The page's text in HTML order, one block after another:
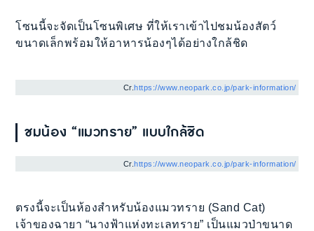
โซนนี้จะจัดเป็นโซนพิเศษ ที่ให้เราเข้าไปชมน้องสัตว์
ขนาดเล็กพร้อมให้อาหารน้องๆได้อย่างใกล้ชิด
Cr.https://www.neopark.co.jp/park-information/
ชมน้อง “แมวทราย” แบบใกล้ชิด
Cr.https://www.neopark.co.jp/park-information/
ตรงนี้จะเป็นห้องสำหรับน้องแมวทราย (Sand Cat)
เจ้าของฉายา “นางฟ้าแห่งทะเลทราย” เป็นแมวป่าขนาด